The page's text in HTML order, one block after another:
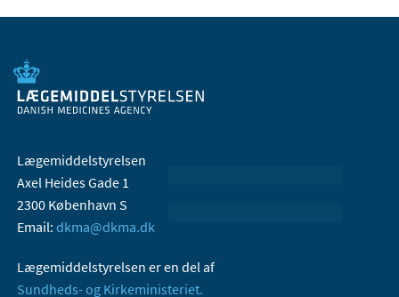
Lægemiddelstyrelsen
Axel Heides Gade 1
2300 København S
Email: dkma@dkma.dk
Lægemiddelstyrelsen er en del af
Sundheds- og Kirkeministeriet.